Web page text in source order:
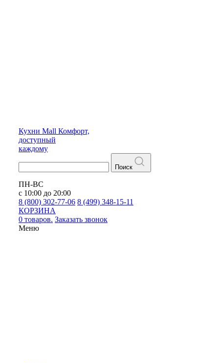
Кухни Mall Комфорт,
доступный
каждому
Поиск
ПН-ВС
с 10:00 до 20:00
8 (800) 302-77-06 8 (499) 348-15-11
КОРЗИНА
0 товаров. Заказать звонок
Меню